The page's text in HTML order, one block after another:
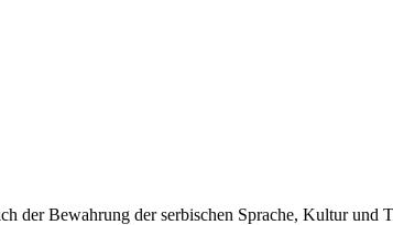
der Bewahrung der serbischen Sprache, Kultur